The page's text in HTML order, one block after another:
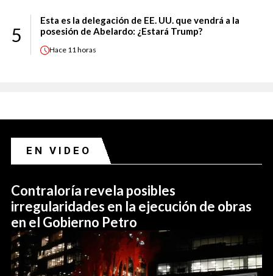
5
Esta es la delegación de EE. UU. que vendrá a la
posesión de Abelardo: ¿Estará Trump?
Hace 11 horas
EN VIDEO
Contraloría revela posibles
irregularidades en la ejecución de obras
en el Gobierno Petro